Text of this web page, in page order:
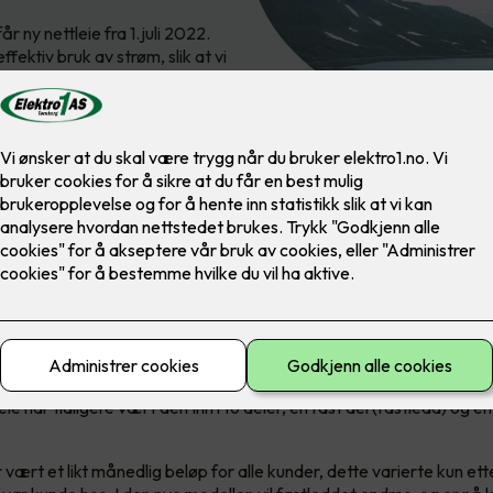
ny nettleie fra 1.juli 2022.
bruk av strøm, slik at vi
har tidligere vært delt inn i to deler, en fast del (fastledd) og
et likt månedlig beløp for alle kunder, dette varierte kun